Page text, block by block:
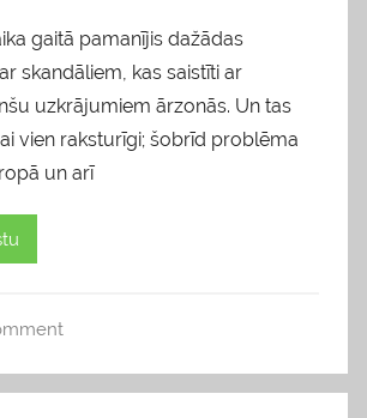
gaitā pamanījis dažādas
skandāliem, kas saistīti ar
uzkrājumiem ārzonās. Un tas
vien raksturīgi; šobrīd problēma
un arī